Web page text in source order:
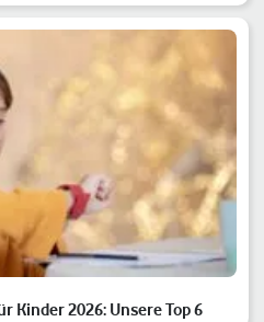
Kinder 2026: Unsere Top 6